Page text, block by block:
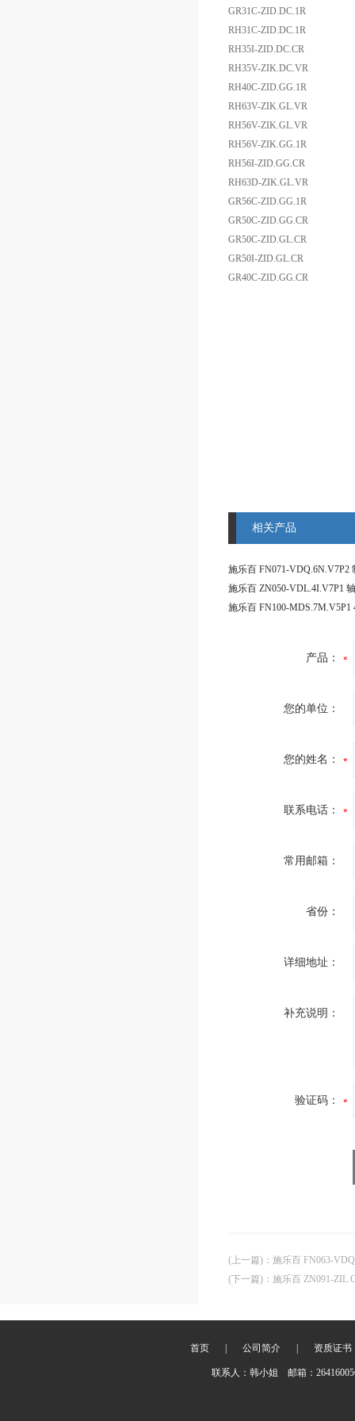
GR31C-ZID.DC.1R
RH31C-ZID.DC.1R
RH35I-ZID.DC.CR
RH35V-ZIK.DC.VR
RH40C-ZID.GG.1R
RH63V-ZIK.GL.VR
RH56V-ZIK.GL.VR
RH56V-ZIK.GG.1R
RH56I-ZID.GG.CR
RH63D-ZIK.GL.VR
GR56C-ZID.GG.1R
GR50C-ZID.GG.CR
GR50C-ZID.GL.CR
GR50I-ZID.GL.CR
GR40C-ZID.GG.CR
相关产品
施乐百 ZN050-VDL.4I.V7P1
产品：
您的单位：
您的姓名：
联系电话：
常用邮箱：
省份：
详细地址：
补充说明：
验证码：
(上一篇) ： 施乐百 FN063-
(下一篇) ： 施乐百 ZN091-
首页 公司简介 资质证书
联系人：韩小姐 邮箱：